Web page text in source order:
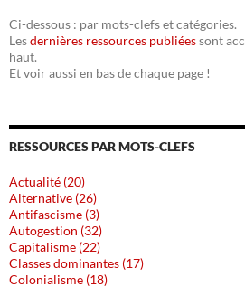
Ci-dessous : par mots-clefs et catégories.
Lesdernières ressources publiéessont
haut.
Et voir aussi en bas de chaque page !
RESSOURCES PAR MOTS-CLEFS
Actualité (20)
Alternative (26)
Antifascisme (3)
Autogestion (32)
Capitalisme (22)
Classes dominantes (17)
Colonialisme (18)